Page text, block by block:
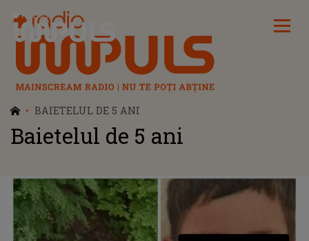
Radio Impuls
BAIETELUL DE 5 ANI
Baietelul de 5 ani